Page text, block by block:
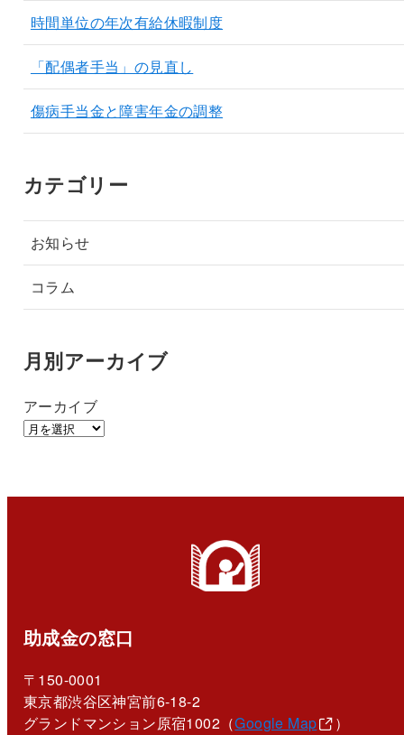
時間単位の年次有給休暇制度
「配偶者手当」の見直し
傷病手当金と障害年金の調整
カテゴリー
お知らせ
コラム
月別アーカイブ
アーカイブ
助成金の窓口
〒150-0001
東京都渋谷区神宮前6-18-2
グランドマンション原宿1002（Google Map ）